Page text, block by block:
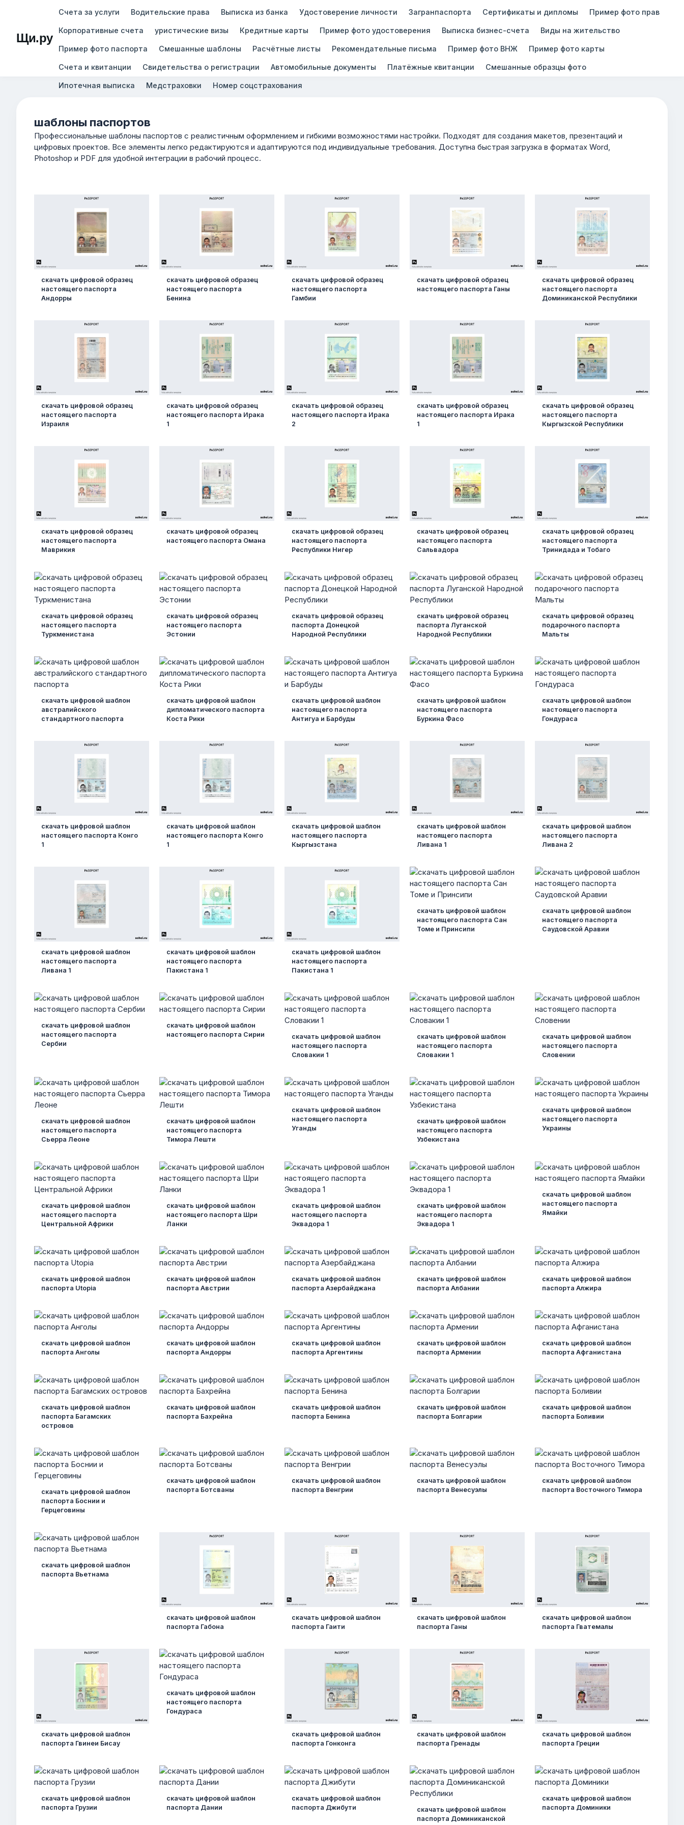
Щи.ру
Счета за услуги Водительские права Выписка из банка Удостоверение личности Загранпаспорта Сертификаты и дипломы Пример фото прав
Корпоративные счета уристические визы Кредитные карты Пример фото удостоверения Выписка бизнес-счета Виды на жительство
Пример фото паспорта Смешанные шаблоны Расчётные листы Рекомендательные письма Пример фото ВНЖ Пример фото карты
Счета и квитанции Свидетельства о регистрации Автомобильные документы Платёжные квитанции Смешанные образцы фото
Ипотечная выписка Медстраховки Номер соцстрахования
шаблоны паспортов
Профессиональные шаблоны паспортов с реалистичным оформлением и гибкими возможностями настройки. Подходят для создания макетов, презентаций и
цифровых проектов. Все элементы легко редактируются и адаптируются под индивидуальные требования. Доступна быстрая загрузка в форматах Word,
Photoshop и PDF для удобной интеграции в рабочий процесс.
скачать цифровой образец
настоящего паспорта
Андорры
скачать цифровой образец
настоящего паспорта
Бенина
скачать цифровой образец
настоящего паспорта
Гамбии
скачать цифровой образец
настоящего паспорта Ганы
скачать цифровой образец
настоящего паспорта
Доминиканской Республики
скачать цифровой образец
настоящего паспорта
Израиля
скачать цифровой образец
настоящего паспорта Ирака
1
скачать цифровой образец
настоящего паспорта Ирака
2
скачать цифровой образец
настоящего паспорта Ирака
1
скачать цифровой образец
настоящего паспорта
Кыргызской Республики
скачать цифровой образец
настоящего паспорта
Маврикия
скачать цифровой образец
настоящего паспорта Омана
скачать цифровой образец
настоящего паспорта
Республики Нигер
скачать цифровой образец
настоящего паспорта
Сальвадора
скачать цифровой образец
настоящего паспорта
Тринидада и Тобаго
скачать цифровой образец
настоящего паспорта
Туркменистана
скачать цифровой образец
настоящего паспорта
Эстонии
скачать цифровой образец
паспорта Донецкой
Народной Республики
скачать цифровой образец
паспорта Луганской
Народной Республики
скачать цифровой образец
подарочного паспорта
Мальты
скачать цифровой шаблон
австралийского
стандартного паспорта
скачать цифровой шаблон
дипломатического паспорта
Коста Рики
скачать цифровой шаблон
настоящего паспорта
Антигуа и Барбуды
скачать цифровой шаблон
настоящего паспорта
Буркина Фасо
скачать цифровой шаблон
настоящего паспорта
Гондураса
скачать цифровой шаблон
настоящего паспорта Конго
1
скачать цифровой шаблон
настоящего паспорта Конго
1
скачать цифровой шаблон
настоящего паспорта
Кыргызстана
скачать цифровой шаблон
настоящего паспорта
Ливана 1
скачать цифровой шаблон
настоящего паспорта
Ливана 2
скачать цифровой шаблон
настоящего паспорта
Ливана 1
скачать цифровой шаблон
настоящего паспорта
Пакистана 1
скачать цифровой шаблон
настоящего паспорта
Пакистана 1
скачать цифровой шаблон
настоящего паспорта Сан
Томе и Принсипи
скачать цифровой шаблон
настоящего паспорта
Саудовской Аравии
скачать цифровой шаблон
настоящего паспорта
Сербии
скачать цифровой шаблон
настоящего паспорта Сирии
скачать цифровой шаблон
настоящего паспорта
Словакии 1
скачать цифровой шаблон
настоящего паспорта
Словакии 1
скачать цифровой шаблон
настоящего паспорта
Словении
скачать цифровой шаблон
настоящего паспорта
Сьерра Леоне
скачать цифровой шаблон
настоящего паспорта
Тимора Лешти
скачать цифровой шаблон
настоящего паспорта
Уганды
скачать цифровой шаблон
настоящего паспорта
Узбекистана
скачать цифровой шаблон
настоящего паспорта
Украины
скачать цифровой шаблон
настоящего паспорта
Центральной Африки
скачать цифровой шаблон
настоящего паспорта Шри
Ланки
скачать цифровой шаблон
настоящего паспорта
Эквадора 1
скачать цифровой шаблон
настоящего паспорта
Эквадора 1
скачать цифровой шаблон
настоящего паспорта
Ямайки
скачать цифровой шаблон
паспорта Utopia
скачать цифровой шаблон
паспорта Австрии
скачать цифровой шаблон
паспорта Азербайджана
скачать цифровой шаблон
паспорта Албании
скачать цифровой шаблон
паспорта Алжира
скачать цифровой шаблон
паспорта Анголы
скачать цифровой шаблон
паспорта Андорры
скачать цифровой шаблон
паспорта Аргентины
скачать цифровой шаблон
паспорта Армении
скачать цифровой шаблон
паспорта Афганистана
скачать цифровой шаблон
паспорта Багамских
островов
скачать цифровой шаблон
паспорта Бахрейна
скачать цифровой шаблон
паспорта Бенина
скачать цифровой шаблон
паспорта Болгарии
скачать цифровой шаблон
паспорта Боливии
скачать цифровой шаблон
паспорта Боснии и
Герцеговины
скачать цифровой шаблон
паспорта Ботсваны
скачать цифровой шаблон
паспорта Венгрии
скачать цифровой шаблон
паспорта Венесуэлы
скачать цифровой шаблон
паспорта Восточного Тимора
скачать цифровой шаблон
паспорта Вьетнама
скачать цифровой шаблон
паспорта Габона
скачать цифровой шаблон
паспорта Гаити
скачать цифровой шаблон
паспорта Ганы
скачать цифровой шаблон
паспорта Гватемалы
скачать цифровой шаблон
паспорта Гвинеи Бисау
скачать цифровой шаблон
настоящего паспорта
Гондураса
скачать цифровой шаблон
паспорта Гонконга
скачать цифровой шаблон
паспорта Гренады
скачать цифровой шаблон
паспорта Греции
скачать цифровой шаблон
паспорта Грузии
скачать цифровой шаблон
паспорта Дании
скачать цифровой шаблон
паспорта Джибути
скачать цифровой шаблон
паспорта Доминиканской
скачать цифровой шаблон
паспорта Доминики